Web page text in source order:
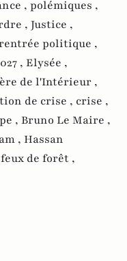
, polémiques ,
, Justice ,
politique ,
, Elysée ,
de l'Intérieur ,
de crise , crise ,
, Bruno Le Maire ,
, Hassan
feux de forêt ,